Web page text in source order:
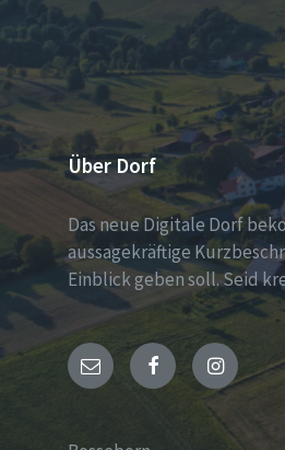
Über Dorf
Das neue Digitale Dorf
aussagekräftige
Einblick geben soll. Seid
Email Facebook